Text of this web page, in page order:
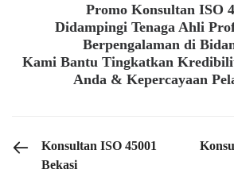
Promo Konsultan ISO
Didampingi Tenaga Ahli
Berpengalaman di
Kami Bantu Tingkatkan
Anda & Kepercayaan
PREVIOUS POST
Konsultan ISO 45001
Bekasi